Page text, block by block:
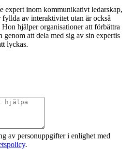
expert inom kommunikativt ledarskap,
fyllda av interaktivitet utan är också
hjälper organisationer att förbättra
att dela med sig av sin expertis
lyckas.
av personuppgifter i enlighet med
.